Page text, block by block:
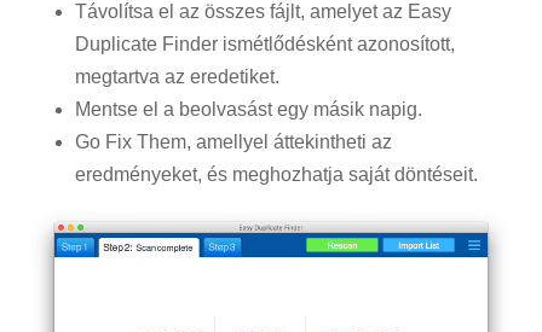
Távolítsa el az összes fájlt, amelyet az Easy
Duplicate Finder ismétlődésként azonosított,
megtartva az eredetiket.
Mentse el a beolvasást egy másik napig.
Go Fix Them, amellyel áttekintheti az
eredményeket, és meghozhatja saját döntéseit.